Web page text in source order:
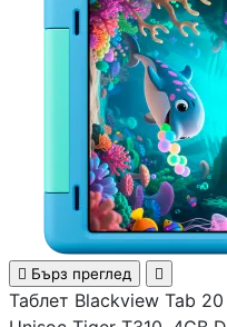
 Бърз преглед 
Таблет Blackview Tab